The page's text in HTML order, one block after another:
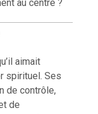
au centre ?
aimait
spirituel. Ses
de contrôle,
de